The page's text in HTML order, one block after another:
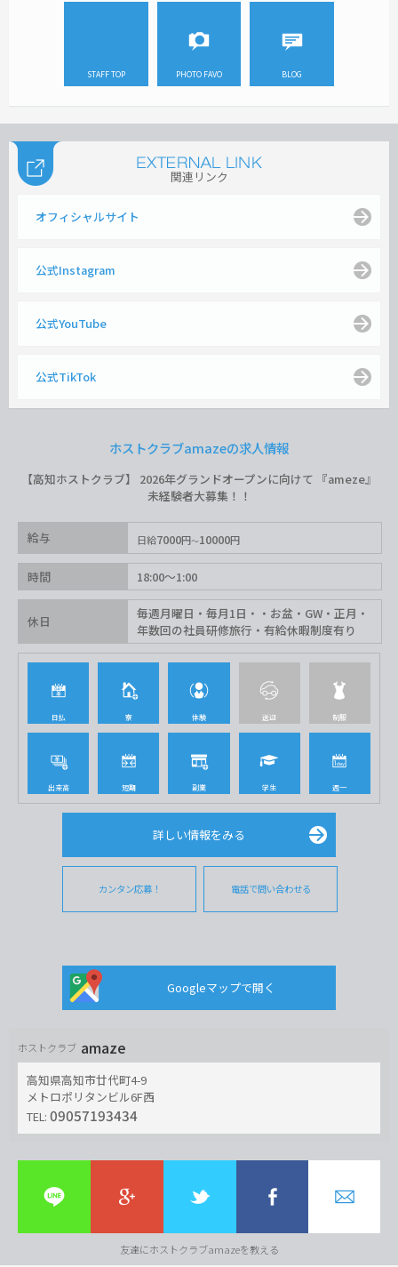
STAFF TOP PHOTO FAVO BLOG
関連リンク
オフィシャルサイト
公式Instagram
公式YouTube
公式TikTok
ホストクラブamazeの求人情報
【高知ホストクラブ】 2026年グランドオープンに向けて 『ameze』
未経験者大募集！！
給与 日給7000円 10000円
時間 18:00〜1:00
休日
毎週月曜日・毎月1日・・お盆・GW・正月・
年数回の社員研修旅行・有給休暇制度有り
日払 寮 体験 送迎 制服
出来高 短期 副業 学生 週一
詳しい情報をみる
カンタン応募！ 電話で問い合わせる
Googleマップで開く
ホストクラブ amaze
高知県高知市廿代町4-9
メトロポリタンビル6F西
TEL: 09057193434
友達にホストクラブamazeを教える